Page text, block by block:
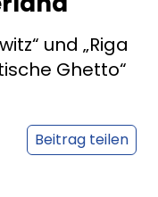
und „Riga
Ghetto“
Beitrag teilen